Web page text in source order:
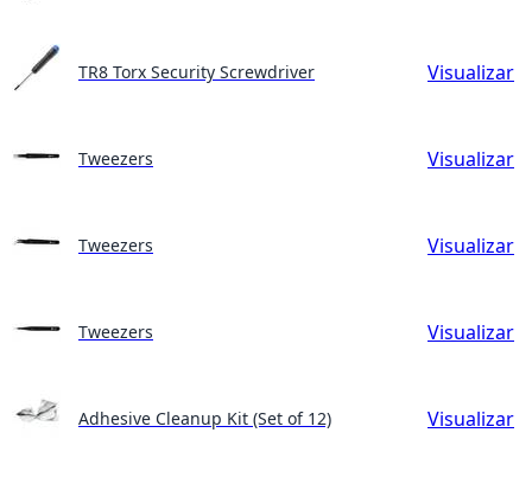
TR8 Torx Security Screwdriver Visualizar
Tweezers Visualizar
Tweezers Visualizar
Tweezers Visualizar
Adhesive Cleanup Kit (Set of 12) Visualizar